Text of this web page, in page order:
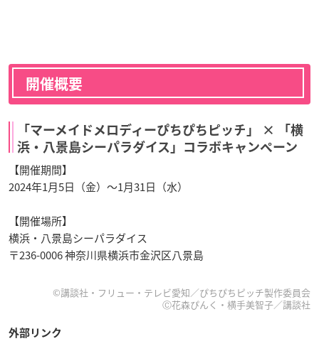
開催概要
「マーメイドメロディーぴちぴちピッチ」 × 「横
浜・八景島シーパラダイス」コラボキャンペーン
【開催期間】
2024年1月5日（金）～1月31日（水）
【開催場所】
横浜・八景島シーパラダイス
〒236-0006 神奈川県横浜市金沢区八景島
©講談社・フリュー・テレビ愛知／ぴちぴちピッチ製作委員会
Ⓒ花森ぴんく・横手美智子／講談社
外部リンク